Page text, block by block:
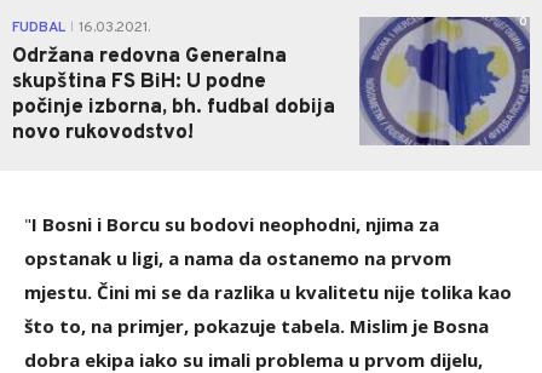
FUDBAL 16.03.2021.
Održana redovna Generalna
skupština FS BiH: U podne
počinje izborna, bh. fudbal dobija
novo rukovodstvo!
0
"I Bosni i Borcu su bodovi neophodni, njima za
opstanak u ligi, a nama da ostanemo na prvom
mjestu. Čini mi se da razlika u kvalitetu nije tolika kao
što to, na primjer, pokazuje tabela. Mislim je Bosna
dobra ekipa iako su imali problema u prvom dijelu,